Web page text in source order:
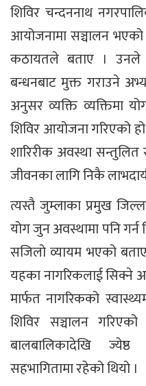
शिविर चन्दननाथ
आयोजनामा सञ्चालन
कठायतले बताए । उनले
बन्धनबाट मुक्त गराउने
अनुसर व्यक्ति व्यक्तिमा
शिविर आयोजना गरिएको
शारिरीक अवस्था सन्तुलित
जीवनका लागि निकै
त्यस्तै जुम्लाका प्रमुख
योग जुन अवस्थामा पनि
सजिलो व्यायम भएको
यहका नागरिकलाई सिक्ने
मार्फत नागरिकको
शिविर सञ्चालन
बालबालिकादेखि
सहभागितामा रहेको थियो ।